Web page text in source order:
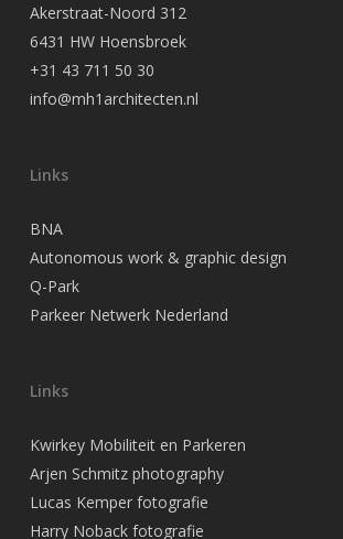
Akerstraat-Noord 312
6431 HW Hoensbroek
+31 43 711 50 30
info@mh1architecten.nl
Links
BNA
Autonomous work & graphic design
Q-Park
Parkeer Netwerk Nederland
Links
Kwirkey Mobiliteit en Parkeren
Arjen Schmitz photography
Lucas Kemper fotografie
Harry Noback fotografie